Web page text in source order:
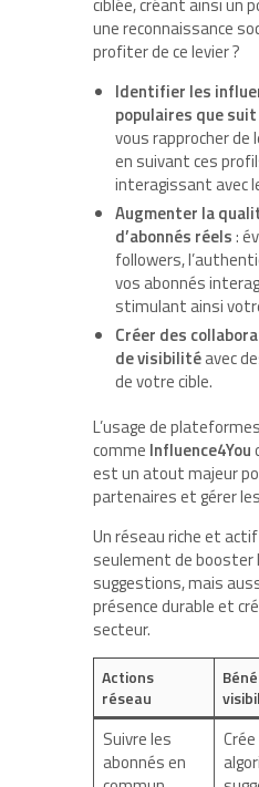
une reconnaissance
profiter de ce levier ?
Identifier les
populaires que
vous rapprocher
en suivant ces
interagissant avec
Augmenter la
d’abonnés réels:
followers,
vos abonnés
stimulant ainsi
Créer des
de visibilitéavec
de votre cible.
L’usage de
comme Influence4You
est un atout majeur
partenaires et gérer
Un réseau riche et
seulement de booster
suggestions, mais
présence durable et
secteur.
Actions
réseau
Suivre les
abonnés en